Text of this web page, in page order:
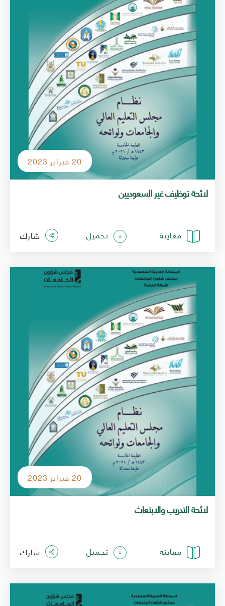
لائحة توظيف غير السعوديين
20 فبراير 2023
معاينة تحميل شارك
لائحة التدريب والابتعاث
20 فبراير 2023
معاينة تحميل شارك